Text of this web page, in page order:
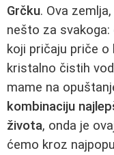
Grčku. Ova
nešto za
koji pričaju priče o
kristalno čistih
mame na
kombinaciju
života, onda je
ćemo kroz